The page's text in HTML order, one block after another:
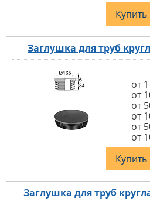
Купить
Заглушка для труб
от 1
от
от
от
от
от
Купить
Заглушка для труб